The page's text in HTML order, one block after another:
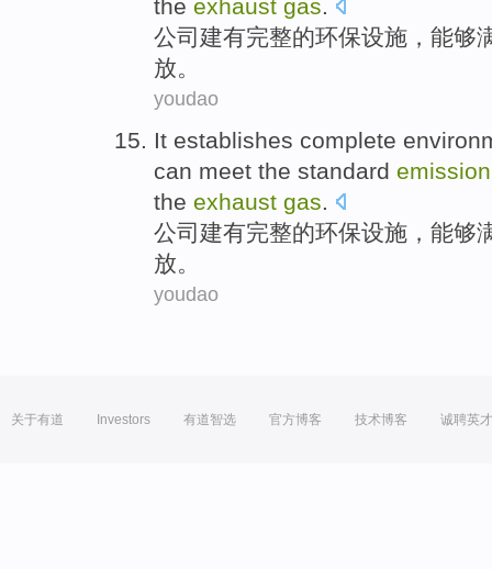
the exhaust gas.
公司 建有完整的环保设施 ， 能够
放。
youdao
It establishes complete
can meet the standard emission
the exhaust gas.
公司 建有完整的环保设施 ， 能够
放。
youdao
关于有道 Investors 有道智选 官方博客 技术博客 诚聘英才